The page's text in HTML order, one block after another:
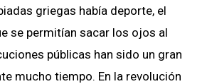
griegas había deporte, el
se permitían sacar los ojos al
públicas han sido un gran
mucho tiempo. En la revolución